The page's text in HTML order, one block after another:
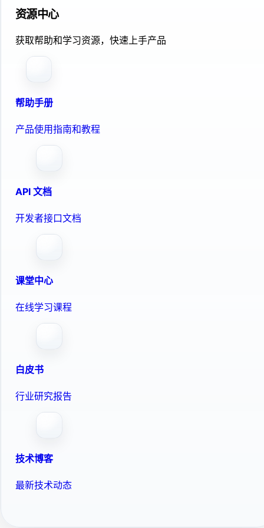
资源中心
获取帮助和学习资源，快速上手产品
帮助手册
产品使用指南和教程
API 文档
开发者接口文档
课堂中心
在线学习课程
白皮书
行业研究报告
技术博客
最新技术动态